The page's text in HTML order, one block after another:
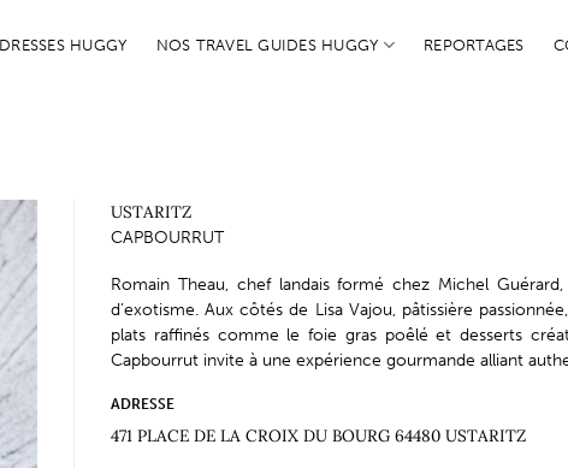
HUGGY NOS TRAVEL GUIDES HUGGY REPORTAGES
USTARITZ
CAPBOURRUT
Romain Theau, chef landais formé chez Michel
d’exotisme. Aux côtés de Lisa Vajou, pâtissière
plats raffinés comme le foie gras poêlé et desserts
Capbourrut invite à une expérience gourmande alliant
ADRESSE
471 PLACE DE LA CROIX DU BOURG 64480 USTARITZ